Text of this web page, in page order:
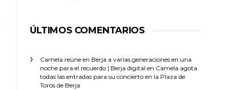
ÚLTIMOS COMENTARIOS
Camela reúne en Berja a varias generaciones en una
noche para el recuerdo | Berja digital en Camela agota
todas las entradas para su concierto en la Plaza de
Toros de Berja